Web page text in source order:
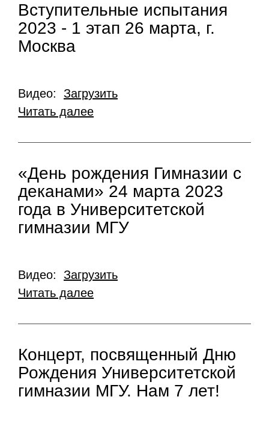
Вступительные испытания
2023 - 1 этап 26 марта, г.
Москва
Видео: Загрузить
Читать далее
«День рождения Гимназии с
деканами» 24 марта 2023
года в Университетской
гимназии МГУ
Видео: Загрузить
Читать далее
Концерт, посвященный Дню
Рождения Университетской
гимназии МГУ. Нам 7 лет!